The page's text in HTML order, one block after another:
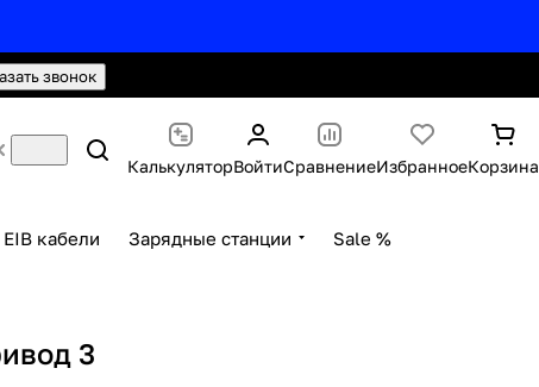
звонок
КалькуляторВойтиСравнениеИзбранноеКорзина
EIB кабели Зарядные станции Sale %
3